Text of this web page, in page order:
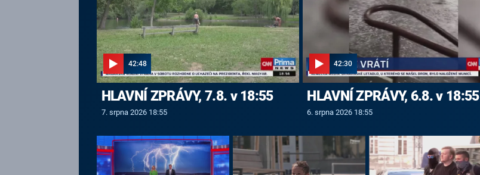
42:48
HLAVNÍ ZPRÁVY, 7.8. v 18:55
7. srpna 2026 18:55
42:30
HLAVNÍ ZPRÁVY, 6.8. v 18:55
6. srpna 2026 18:55